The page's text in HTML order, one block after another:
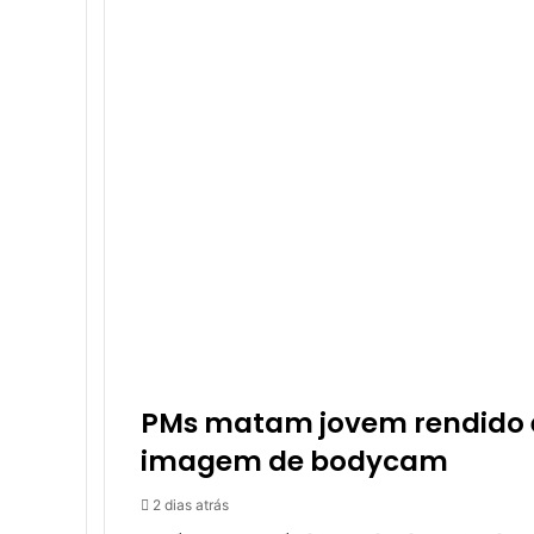
PMs matam jovem rendido
imagem de bodycam
2 dias atrás